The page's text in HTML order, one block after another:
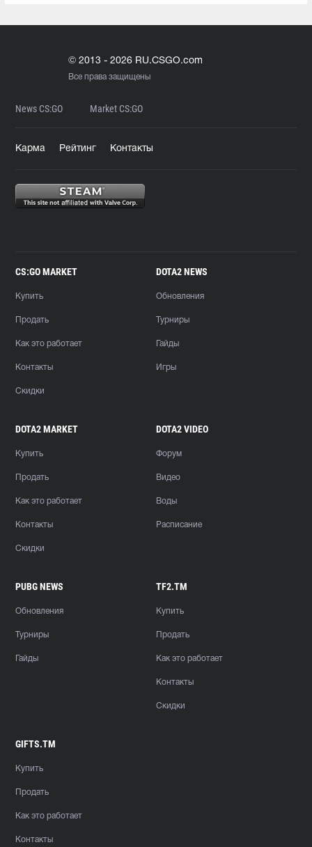
© 2013 - 2026 RU.CSGO.com
Все права защищены
News CS:GO Market CS:GO
Карма Рейтинг Контакты
CS:GO MARKET
Купить
Продать
Как это работает
Контакты
Скидки
DOTA2 NEWS
Обновления
Турниры
Гайды
Игры
DOTA2 MARKET
Купить
Продать
Как это работает
Контакты
Скидки
DOTA2 VIDEO
Форум
Видео
Воды
Расписание
PUBG NEWS
Обновления
Турниры
Гайды
TF2.TM
Купить
Продать
Как это работает
Контакты
Скидки
GIFTS.TM
Купить
Продать
Как это работает
Контакты